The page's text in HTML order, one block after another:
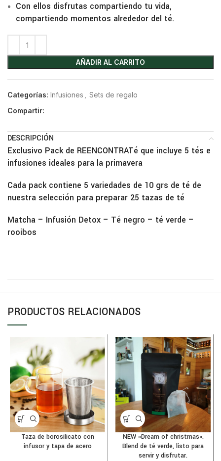
Con ellos disfrutas compartiendo tu vida,
compartiendo momentos alrededor del té.
AÑADIR AL CARRITO
Categorías: Infusiones
Sets de regalo
Compartir:
DESCRIPCIÓN
Exclusivo Pack de REENCONTRATé que incluye 5 tés e
infusiones ideales para la primavera
Cada pack contiene 5 variedades de 10 grs de té de
nuestra selección para preparar 25 tazas de té
Matcha – Infusión Detox – Té negro – té verde –
rooibos
PRODUCTOS RELACIONADOS
Taza de borosilicato con
infusor y tapa de acero
NEW «Dream of christmas».
Blend de té verde, listo para
servir y disfrutar.